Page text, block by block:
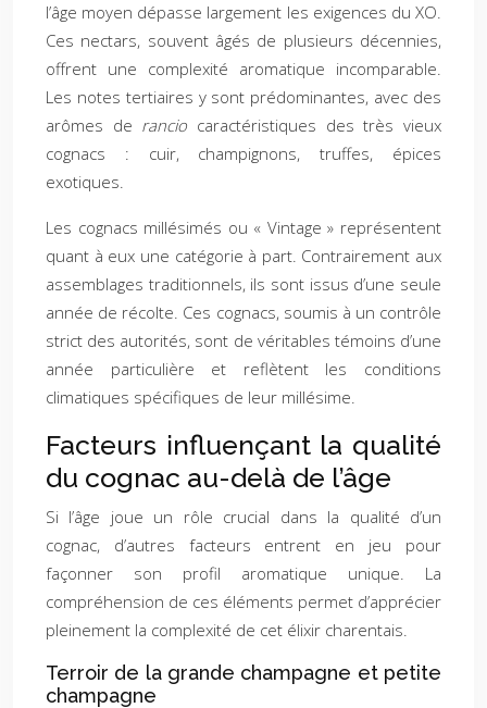
l’âge moyen dépasse largement les exigences du XO.
Ces nectars, souvent âgés de plusieurs décennies,
offrent une complexité aromatique incomparable.
Les notes tertiaires y sont prédominantes, avec des
arômes de rancio caractéristiques des très vieux
cognacs : cuir, champignons, truffes, épices
exotiques.
Les cognacs millésimés ou « Vintage » représentent
quant à eux une catégorie à part. Contrairement aux
assemblages traditionnels, ils sont issus d’une seule
année de récolte. Ces cognacs, soumis à un contrôle
strict des autorités, sont de véritables témoins d’une
année particulière et reflètent les conditions
climatiques spécifiques de leur millésime.
Facteurs influençant la qualité
du cognac au-delà de l’âge
Si l’âge joue un rôle crucial dans la qualité d’un
cognac, d’autres facteurs entrent en jeu pour
façonner son profil aromatique unique. La
compréhension de ces éléments permet d’apprécier
pleinement la complexité de cet élixir charentais.
Terroir de la grande champagne et petite
champagne